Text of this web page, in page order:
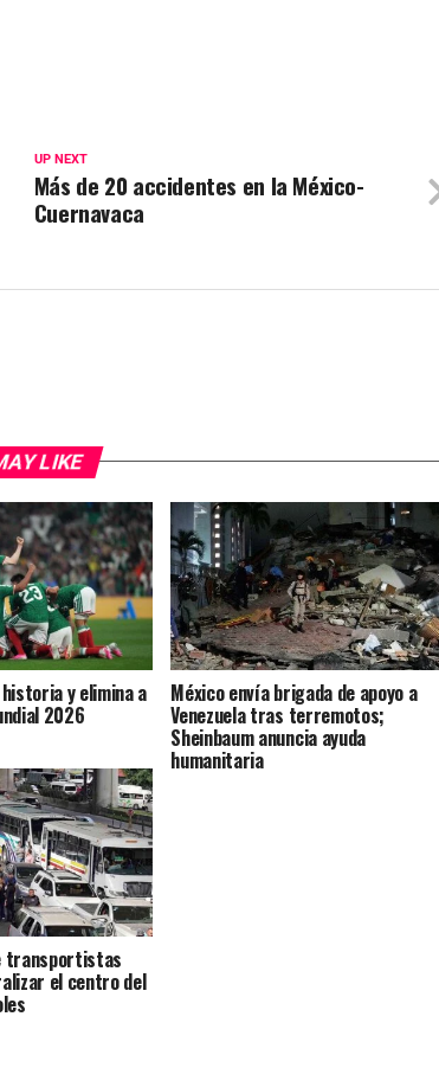
UP NEXT
Más de 20 accidentes en la México-
Cuernavaca
LIKE
y elimina a
2026
México envía brigada de apoyo a
Venezuela tras terremotos;
Sheinbaum anuncia ayuda
humanitaria
transportistas
el centro del